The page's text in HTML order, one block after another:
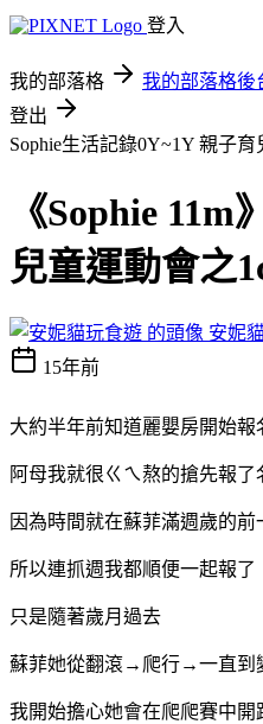
登入
我的部落格 我的部落格後
登出
Sophie生活記錄0Y~1Y 親子育
《Sophie
兒童運動會之
安妮
15年前
大約半年前知道麗嬰房開始報
阿母我就很ㄍㄟ熬的搶先報了
因為時間就在蘇菲滿週歲的前
所以連抓週我都順便一起報了
只是隨著歲月過去
蘇菲她從翻滾→爬行→一直到
我開始擔心她會在爬爬賽中開